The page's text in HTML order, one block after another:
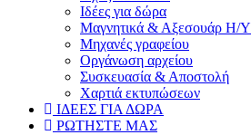
Ιδέες για δώρα
Μαγνητικά & Αξεσουάρ Η/Υ
Μηχανές γραφείου
Οργάνωση αρχείου
Συσκευασία & Αποστολή
Χαρτιά εκτυπώσεων
ΙΔΕΕΣ ΓΙΑ ΔΩΡΑ
ΡΩΤΗΣΤΕ ΜΑΣ